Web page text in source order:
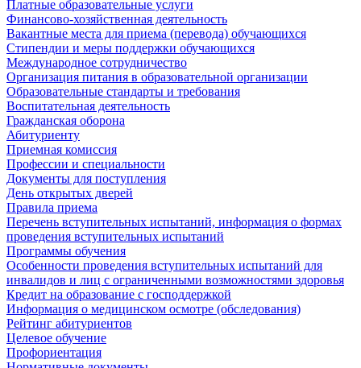
Платные образовательные услуги
Финансово-хозяйственная деятельность
Вакантные места для приема (перевода) обучающихся
Стипендии и меры поддержки обучающихся
Международное сотрудничество
Организация питания в образовательной организации
Образовательные стандарты и требования
Воспитательная деятельность
Гражданская оборона
Абитуриенту
Приемная комиссия
Профессии и специальности
Документы для поступления
День открытых дверей
Правила приема
Перечень вступительных испытаний, информация о формах
проведения вступительных испытаний
Программы обучения
Особенности проведения вступительных испытаний для
инвалидов и лиц с ограниченными возможностями здоровья
Кредит на образование с господдержкой
Информация о медицинском осмотре (обследования)
Рейтинг абитуриентов
Целевое обучение
Профориентация